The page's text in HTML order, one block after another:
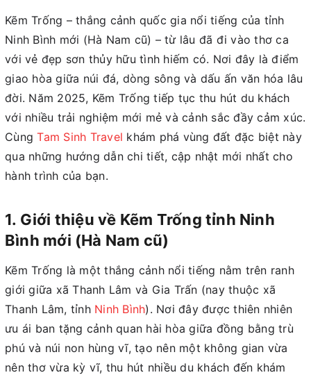
Kẽm Trống – thắng cảnh quốc gia nổi tiếng của tỉnh
Ninh Bình mới (Hà Nam cũ) – từ lâu đã đi vào thơ ca
với vẻ đẹp sơn thủy hữu tình hiếm có. Nơi đây là điểm
giao hòa giữa núi đá, dòng sông và dấu ấn văn hóa lâu
đời. Năm 2025, Kẽm Trống tiếp tục thu hút du khách
với nhiều trải nghiệm mới mẻ và cảnh sắc đầy cảm xúc.
CùngTam Sinh Travel khám phá vùng đất đặc biệt này
qua những hướng dẫn chi tiết, cập nhật mới nhất cho
hành trình của bạn.
1. Giới thiệu về Kẽm Trống tỉnh Ninh
Bình mới (Hà Nam cũ)
Kẽm Trống là một thắng cảnh nổi tiếng nằm trên ranh
giới giữa xã Thanh Lâm và Gia Trấn (nay thuộc xã
Thanh Lâm, tỉnh Ninh Bình). Nơi đây được thiên nhiên
ưu ái ban tặng cảnh quan hài hòa giữa đồng bằng trù
phú và núi non hùng vĩ, tạo nên một không gian vừa
nên thơ vừa kỳ vĩ, thu hút nhiều du khách đến khám